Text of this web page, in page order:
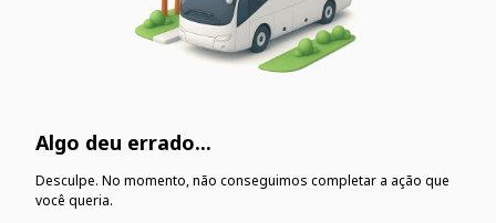
Algo deu errado...
Desculpe. No momento, não conseguimos completar a ação que
você queria.